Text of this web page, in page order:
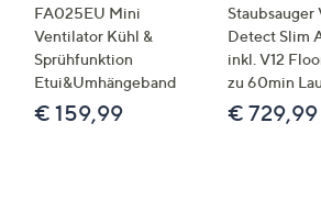
FA025EU Mini
Ventilator Kühl &
Sprühfunktion
Etui&Umhängeband
€ 159,99
Staubsauger
Detect Slim
inkl. V12
zu 60min
€ 729,99